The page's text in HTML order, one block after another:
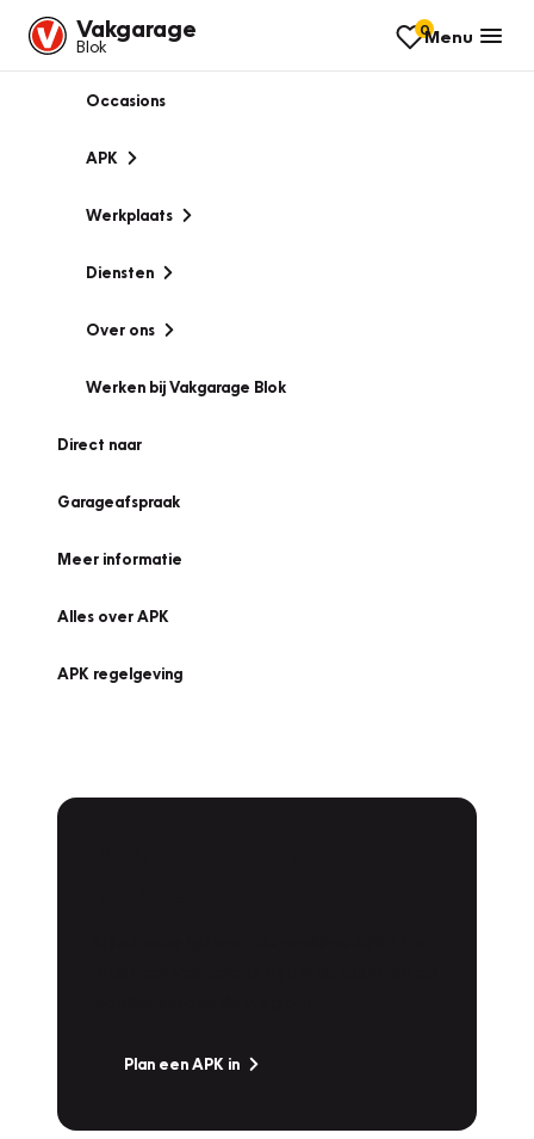
Vakgarage
Blok
0Menu
Occasions
APK
Werkplaats
Diensten
Over ons
Werken bij Vakgarage Blok
Direct naar
Garageafspraak
Meer informatie
Alles over APK
APK regelgeving
Plan een APK in